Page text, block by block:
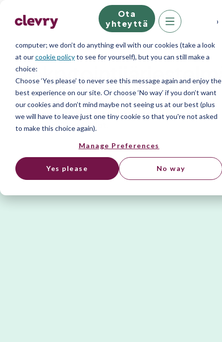
We know right? These cookie pop-ups can really ruin your visit, so
we’ll make this quick. This website does store cookies on your
computer; we don’t do anything evil with our cookies (take a look
at ourcookie policyto see for yourself), but you can still make a
choice:
Choose ‘Yes please’ to never see this message again and enjoy the
best experience on our site. Or choose ‘No way’ if you don’t want
our cookies and don’t mind maybe not seeing us at our best (plus
we will have to leave just one tiny cookie so that you're not asked
to make this choice again).
Manage Preferences
Yes please No way
Ota
yhteyttä
Kokonaisvaltainen rekrytointijärjestelmä
osaamisperusteiseen rekrytointiin. Katso
CV:tä syvemmälle ja tunnista aidosti
merkitykselliset taidot.